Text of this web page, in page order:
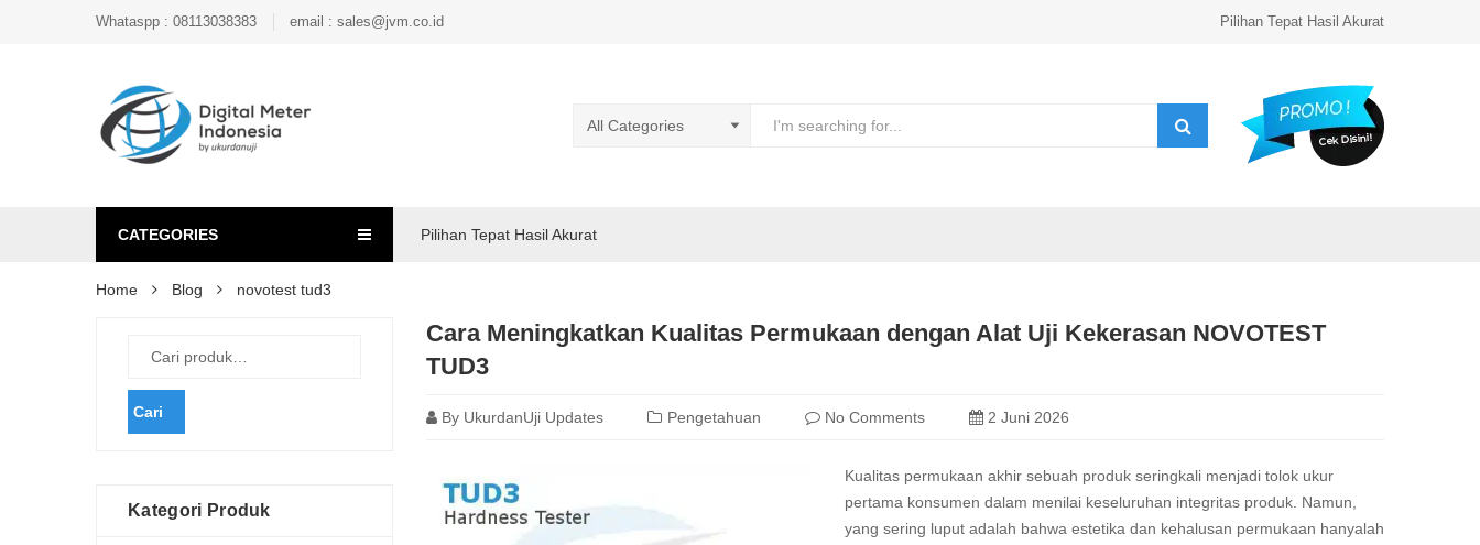
Whataspp : 08113038383 email : sales@jvm.co.id Pilihan Tepat Hasil Akurat
CATEGORIES Pilihan Tepat Hasil Akurat
Home Blog novotest tud3
Cara Meningkatkan Kualitas Permukaan dengan Alat Uji Kekerasan NOVOTEST
TUD3
By UkurdanUji Updates Pengetahuan No Comments 2 Juni 2026
Kualitas permukaan akhir sebuah produk seringkali menjadi tolok ukur
pertama konsumen dalam menilai keseluruhan integritas produk. Namun,
yang sering luput adalah bahwa estetika dan kehalusan permukaan hanyalah
Cari
Kategori Produk